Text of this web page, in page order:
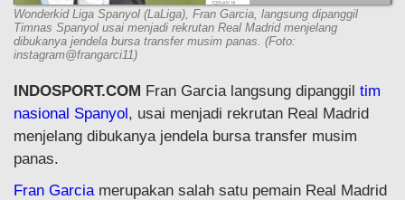
Wonderkid Liga Spanyol (LaLiga), Fran Garcia, langsung dipanggil
Timnas Spanyol usai menjadi rekrutan Real Madrid menjelang
dibukanya jendela bursa transfer musim panas. (Foto:
instagram@frangarci11)
INDOSPORT.COM Fran Garcia langsung dipanggil tim
nasional Spanyol, usai menjadi rekrutan Real Madrid
menjelang dibukanya jendela bursa transfer musim
panas.
Fran Garcia merupakan salah satu pemain Real Madrid